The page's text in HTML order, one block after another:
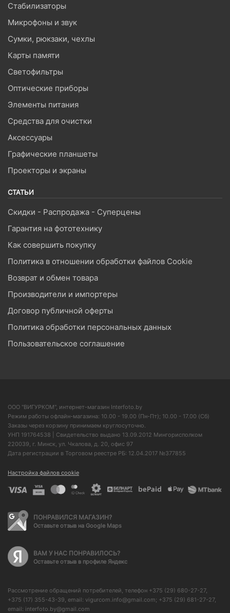
Стабилизаторы
Микрофоны и звук
Сумки, рюкзаки, чехлы
Карты памяти
Светофильтры
Оптические приборы
Элементы питания
Средства для очистки
Аксессуары
Графические планшеты
Проекторы и экраны
СТАТЬИ
Скидки - Распродажа - Суперцены
Гарантия на фототехнику
Как совершить покупку
Политика в отношении обработки файлов Cookie
Возврат и обмен товара
Производители и импортеры
Договор публичной оферты
Политика обработки персональных данных
Пользовательское соглашение
ООО "ВИГУРКОМ", интернет-магазин Interfoto.by
Режим работы офлайн-магазина: 10.00 - 19.00 (Пн-Пт); 10.00 - 17.00 (Сб)
Заказы через корзину принимаем круглосуточно.
УНП 191764538 | Свидетельство выдано 13.09.2012 Мингорисполком
220039, г. Минск, ул. Чкалова, д. 20, офис 97
Дата регистрации в Торговом реестре РБ: 12.04.2017 №377855
Настройка файлов cookie
ПОНРАВИЛСЯ МАГАЗИН?
Оставьте отзыв на Google Maps
ВАМ У НАС ПОНРАВИЛОСЬ?
Оставьте отзыв в профиле Яндекс
Рассмотрение обращений потребителей, телефон +375 (29) 680-27-27,
+375 (17) 355-43-39, email: vigurcom.info@gmail.com; +375 (29) 681-27-27,
email: interfoto.by@gmail.com